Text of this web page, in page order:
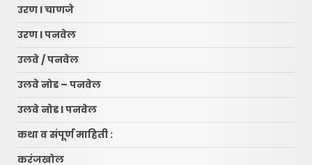
उरण l चाणजे
उरण l पनवेल
उलवे / पनवेल
उलवे नोड – पनवेल
उलवे नोड l पनवेल
कथा व संपूर्ण माहिती :
करंजखोल